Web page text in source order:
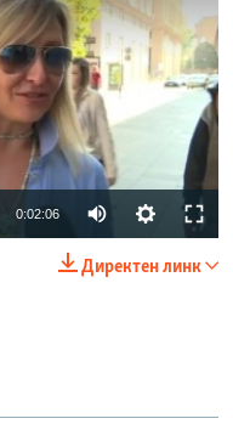
available
0:02:06
Директен линк